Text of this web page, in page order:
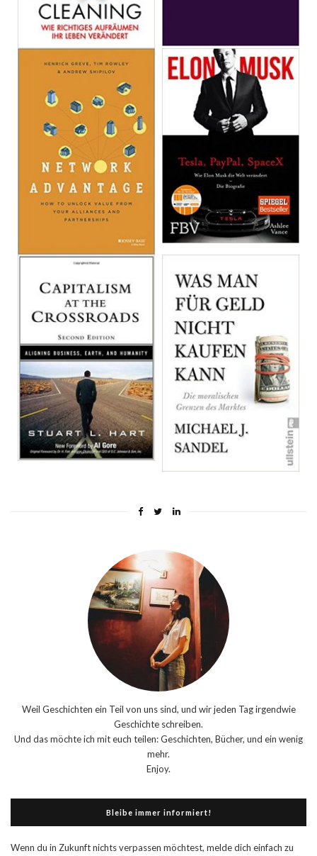
Weil Geschichten ein Teil von uns sind, und wir jeden Tag irgendwie
Geschichte schreiben.
Und das möchte ich mit euch teilen: Geschichten, Bücher, und ein wenig
mehr.
Enjoy.
Bleibe immer informiert!
Wenn du in Zukunft nichts verpassen möchtest, melde dich einfach zu